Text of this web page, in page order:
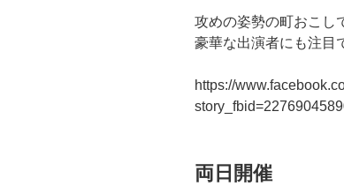
攻めの姿勢の町おこし
豪華な出演者にも注目
https://
両日開催